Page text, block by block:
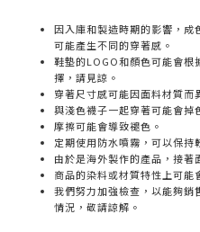
因入庫和製造時期的影響，成
可能產生不同的穿著感。
鞋墊的LOGO和顏色可能會根
擇，請見諒。
穿著尺寸感可能因面料材質而
與淺色襪子一起穿著可能會掉
摩擦可能會導致褪色。
定期使用防水噴霧，可以保持
由於是海外製作的產品，接著
商品的染料或材質特性上可能
我們努力加強檢查，以能夠銷
情況，敬請諒解。